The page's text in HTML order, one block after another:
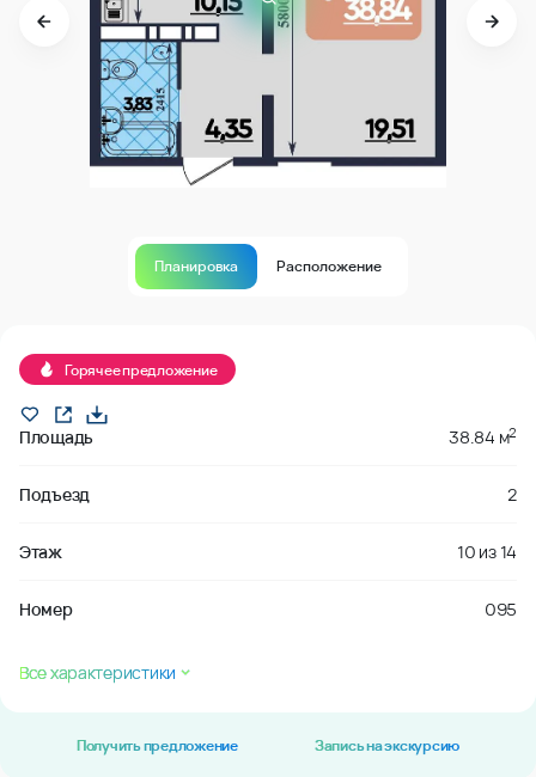
Планировка Расположение
Горячее предложение
Площадь 38.84 м2
Подъезд 2
Этаж 10 из14
Номер 095
Все характеристики
Получить предложение Запись на экскурсию